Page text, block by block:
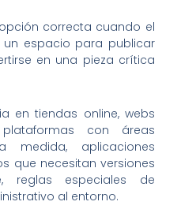
correcta cuando el
espacio para publicar
en una pieza crítica
en tiendas online, webs
con áreas
medida, aplicaciones
que necesitan versiones
reglas especiales de
al entorno.